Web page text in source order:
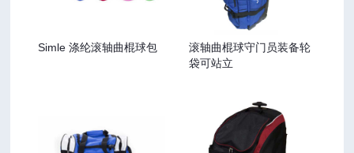
Simle 涤纶滚轴曲棍球包
滚轴曲棍球守门员装备轮
袋可站立